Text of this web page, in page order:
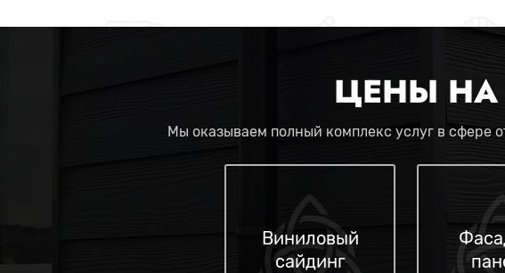
ЦЕНЫ
Мы оказываем полный комплекс услуг в сфере
Виниловый
сайдинг